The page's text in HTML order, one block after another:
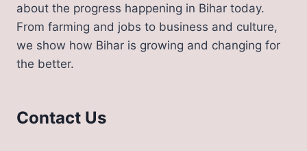
about the progress happening in Bihar today.
From farming and jobs to business and culture,
we show how Bihar is growing and changing for
the better.
Contact Us